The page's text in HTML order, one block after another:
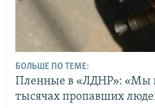
БОЛЬШЕ ПО ТЕМЕ:
Пленные в «ЛДНР»: «Мы
тысячах пропавших